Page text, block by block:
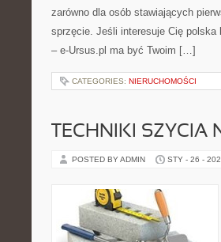
zarówno dla osób stawiających
sprzęcie. Jeśli interesuje Cię
– e-Ursus.pl ma być Twoim […]
CATEGORIES: NIERUCHOMOŚCI
TECHNIKI SZYCIA
POSTED BY ADMIN STY - 26 -